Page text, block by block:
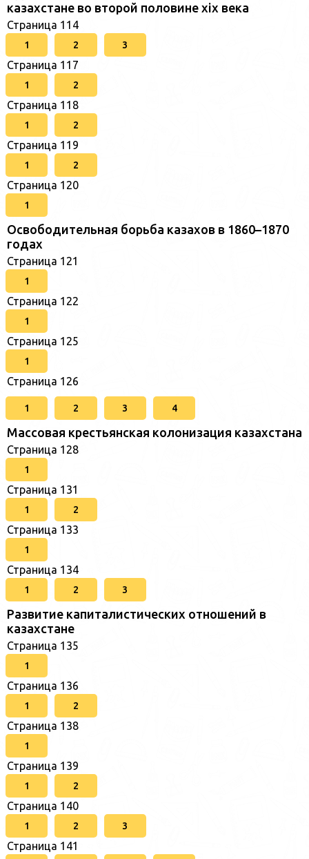
казахстане во второй половине xix века
Страница 114
1 2 3
Страница 117
1 2
Страница 118
1 2
Страница 119
1 2
Страница 120
1
Освободительная борьба казахов в 1860–1870
годах
Страница 121
1
Страница 122
1
Страница 125
1
Страница 126
1 2 3 4
Массовая крестьянская колонизация казахстана
Страница 128
1
Страница 131
1 2
Страница 133
1
Страница 134
1 2 3
Развитие капиталистических отношений в
казахстане
Страница 135
1
Страница 136
1 2
Страница 138
1
Страница 139
1 2
Страница 140
1 2 3
Страница 141